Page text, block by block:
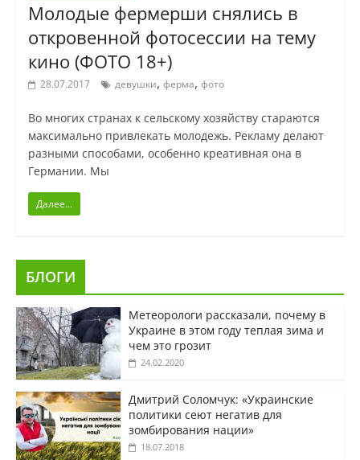
Молодые фермерши снялись в
откровенной фотосессии на тему
кино (ФОТО 18+)
28.07.2017 девушки, ферма, фото
Во многих странах к сельскому хозяйству стараются
максимально привлекать молодежь. Рекламу делают
разными способами, особенно креативная она в
Германии. Мы
Далее...
БЛОГИ
Метеорологи рассказали, почему в
Украине в этом году теплая зима и
чем это грозит
24.02.2020
Дмитрий Соломчук: «Украинские
политики сеют негатив для
зомбирования нации»
18.07.2018